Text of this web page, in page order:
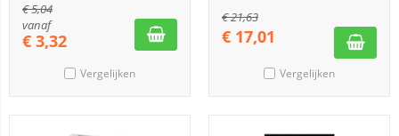
€5,04
vanaf
€ 3,32
Vergelijken
€21,63
€ 17,01
Vergelijken